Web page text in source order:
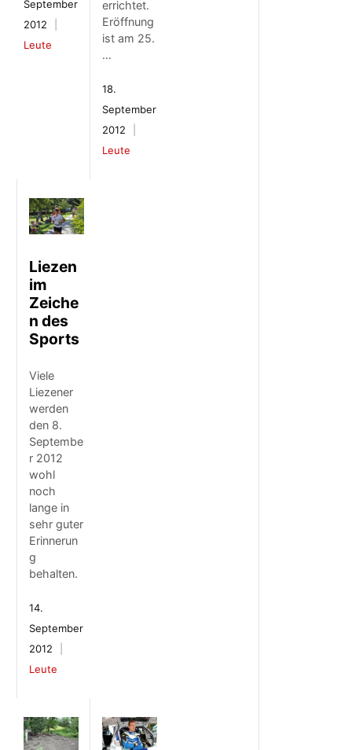
September
2012
Leute
errichtet.
Eröffnung
ist am 25.
…
18.
September
2012
Leute
Liezen
im
Zeiche
n des
Sports
Viele
Liezener
werden
den 8.
Septembe
r 2012
wohl
noch
lange in
sehr guter
Erinnerun
g
behalten.
14.
September
2012
Leute